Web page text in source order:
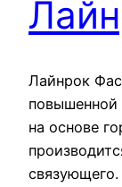
Лайнрок
повышенной
на основе